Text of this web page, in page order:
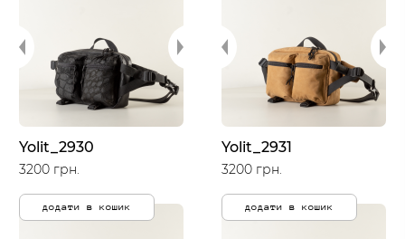
Yolit_2930
3200 грн.
додати в кошик
Yolit_2931
3200 грн.
додати в кошик